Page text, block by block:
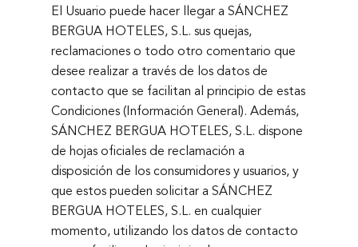
El Usuario puede hacer llegar a SÁNCHEZ
BERGUA HOTELES, S.L. sus quejas,
reclamaciones o todo otro comentario que
desee realizar a través de los datos de
contacto que se facilitan al principio de estas
Condiciones (Información General). Además,
SÁNCHEZ BERGUA HOTELES, S.L. dispone
de hojas oficiales de reclamación a
disposición de los consumidores y usuarios, y
que estos pueden solicitar a SÁNCHEZ
BERGUA HOTELES, S.L. en cualquier
momento, utilizando los datos de contacto